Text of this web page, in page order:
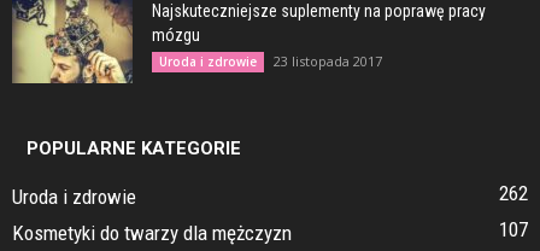
Najskuteczniejsze suplementy na poprawę pracy
mózgu
Uroda i zdrowie 23 listopada 2017
POPULARNE KATEGORIE
Uroda i zdrowie
262
Kosmetyki do twarzy dla mężczyzn
107